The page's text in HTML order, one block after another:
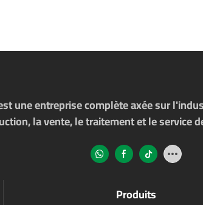
une entreprise complète axée sur
la vente, le traitement et le service
Produits